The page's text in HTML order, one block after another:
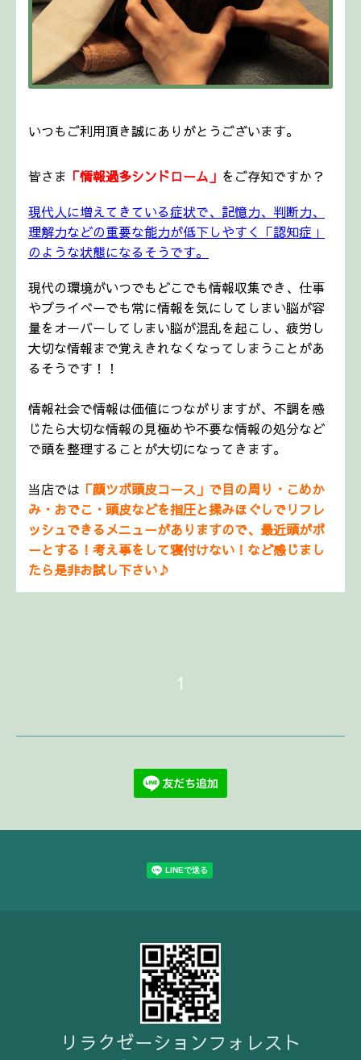
いつもご利用頂き誠にありがとうございます。
皆さま 「情報過多シンドローム」 をご存知ですか？
現代人に増えてきている症状で、記憶力、判断力、
理解力などの重要な能力が低下しやすく 「認知症」
のような状態になるそうです。
現代の環境がいつでもどこでも情報収集でき、仕事
やプライべーでも常に情報を気にしてしまい脳が容
量をオーバーしてしまい脳が混乱を起こし、疲労し
大切な情報まで覚えきれなくなってしまうことがあ
るそうです！！
情報社会で情報は価値につながりますが、不調を感
じたら大切な情報の見極めや不要な情報の処分など
で頭を整理することが大切になってきます。
当店では 「顔ツボ頭皮コース」で目の周り・こめか
み・おでこ・頭皮などを指圧と揉みほぐしでリフレ
ッシュできるメニューがありますので、 最近頭がボ
ーとする！考え事をして寝付けない！など感じまし
たら是非お試し下さい♪
1
リラクゼーションフォレスト